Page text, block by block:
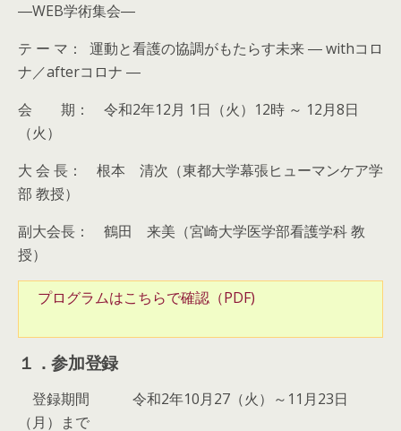
―WEB学術集会―
テ ー マ： 運動と看護の協調がもたらす未来 ― withコロ
ナ／afterコロナ ―
会 期： 令和2年12月 1日（火）12時 ～ 12月8日
（火）
大 会 長： 根本 清次（東都大学幕張ヒューマンケア学
部 教授）
副大会長： 鶴田 来美（宮崎大学医学部看護学科 教
授）
プログラムはこちらで確認（PDF)
１．参加登録
登録期間 令和2年10月27（火）～11月23日
（月）まで